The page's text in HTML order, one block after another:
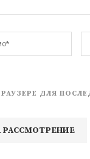
ДЛЯ